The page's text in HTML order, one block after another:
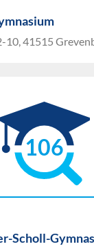
10, 41515
106
Scholl-